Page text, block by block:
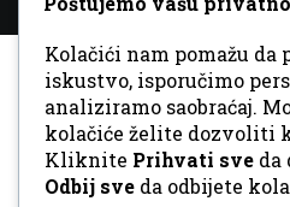
Kolačići nam pomažu da
iskustvo, isporučimo
analiziramo saobraćaj.
kolačiće želite dozvoliti
Kliknite Prihvati sve da
Odbij sve da odbijete